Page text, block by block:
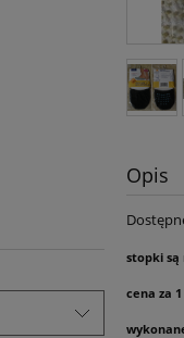
Opis
stopki są
cena za